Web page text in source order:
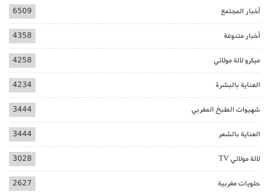
أخبار المجتمع 6509
أخبار متنوعة 4358
ميكرو لالة مولاتي 4258
العناية بالبشرة 4234
شهيوات الطبخ المغربي 3444
العناية بالشعر 3444
لالة مولاتي TV 3028
حلويات مغربية 2627